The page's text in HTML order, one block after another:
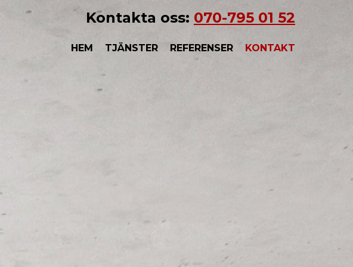
Kontakta oss: 070-795 01 52
HEM TJÄNSTER REFERENSER KONTAKT